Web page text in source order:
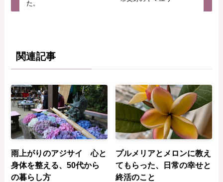
た。
関連記事
雨上がりのアジサイ 心と
身体を整える、50代から
の暮らし方
プルメリアとメロンに教え
てもらった、日常の幸せと
終活のこと